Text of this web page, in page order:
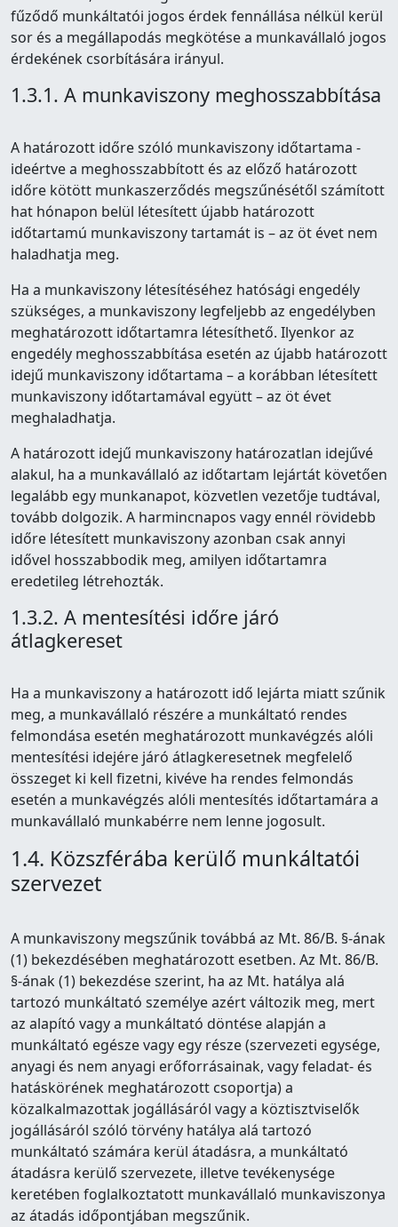
fűződő munkáltatói jogos érdek fennállása nélkül kerül
sor és a megállapodás megkötése a munkavállaló jogos
érdekének csorbítására irányul.
1.3.1. A munkaviszony meghosszabbítása
A határozott időre szóló munkaviszony időtartama -
ideértve a meghosszabbított és az előző határozott
időre kötött munkaszerződés megszűnésétől számított
hat hónapon belül létesített újabb határozott
időtartamú munkaviszony tartamát is – az öt évet nem
haladhatja meg.
Ha a munkaviszony létesítéséhez hatósági engedély
szükséges, a munkaviszony legfeljebb az engedélyben
meghatározott időtartamra létesíthető. Ilyenkor az
engedély meghosszabbítása esetén az újabb határozott
idejű munkaviszony időtartama – a korábban létesített
munkaviszony időtartamával együtt – az öt évet
meghaladhatja.
A határozott idejű munkaviszony határozatlan idejűvé
alakul, ha a munkavállaló az időtartam lejártát követően
legalább egy munkanapot, közvetlen vezetője tudtával,
tovább dolgozik. A harmincnapos vagy ennél rövidebb
időre létesített munkaviszony azonban csak annyi
idővel hosszabbodik meg, amilyen időtartamra
eredetileg létrehozták.
1.3.2. A mentesítési időre járó
átlagkereset
Ha a munkaviszony a határozott idő lejárta miatt szűnik
meg, a munkavállaló részére a munkáltató rendes
felmondása esetén meghatározott munkavégzés alóli
mentesítési idejére járó átlagkeresetnek megfelelő
összeget ki kell fizetni, kivéve ha rendes felmondás
esetén a munkavégzés alóli mentesítés időtartamára a
munkavállaló munkabérre nem lenne jogosult.
1.4. Közszférába kerülő munkáltatói
szervezet
A munkaviszony megszűnik továbbá az Mt. 86/B. §-ának
(1) bekezdésében meghatározott esetben. Az Mt. 86/B.
§-ának (1) bekezdése szerint, ha az Mt. hatálya alá
tartozó munkáltató személye azért változik meg, mert
az alapító vagy a munkáltató döntése alapján a
munkáltató egésze vagy egy része (szervezeti egysége,
anyagi és nem anyagi erőforrásainak, vagy feladat- és
hatáskörének meghatározott csoportja) a
közalkalmazottak jogállásáról vagy a köztisztviselők
jogállásáról szóló törvény hatálya alá tartozó
munkáltató számára kerül átadásra, a munkáltató
átadásra kerülő szervezete, illetve tevékenysége
keretében foglalkoztatott munkavállaló munkaviszonya
az átadás időpontjában megszűnik.